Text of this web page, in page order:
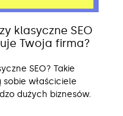
klasyczne SEO
Twoja firma?
SEO? Takie
właściciele
dużych biznesów.